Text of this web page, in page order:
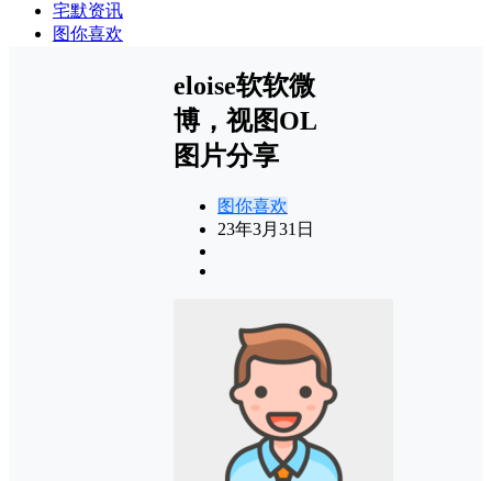
宅默资讯
图你喜欢
eloise软软微
博，视图OL
图片分享
图你喜欢
23年3月31日